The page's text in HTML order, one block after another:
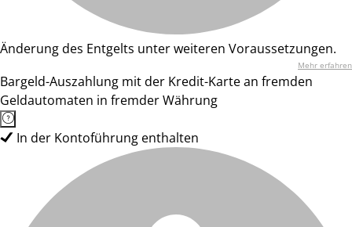
Änderung des Entgelts unter weiteren Voraussetzungen.
Mehr erfahren
Bargeld-Auszahlung mit der Kredit-Karte an fremden
Geldautomaten in fremder Währung
In der Kontoführung enthalten